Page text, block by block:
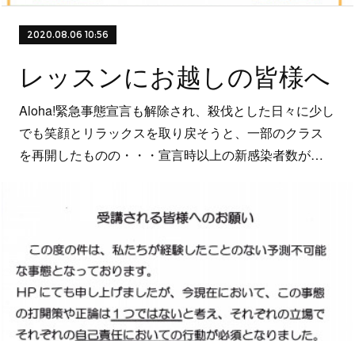
2020.08.06 10:56
レッスンにお越しの皆様へ
Aloha!緊急事態宣言も解除され、殺伐とした日々に少し
でも笑顔とリラックスを取り戻そうと、一部のクラス
を再開したものの・・・宣言時以上の新感染者数が…